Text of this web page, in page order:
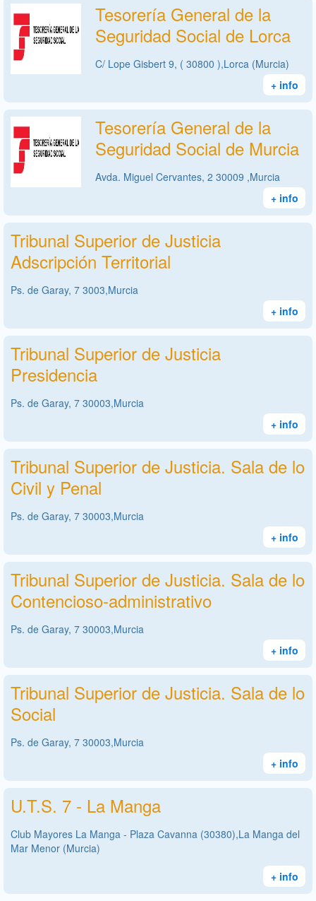
Tesorería General de la
Seguridad Social de Lorca
C/ Lope Gisbert 9, ( 30800 ),Lorca (Murcia)
+ info
Tesorería General de la
Seguridad Social de Murcia
Avda. Miguel Cervantes, 2 30009 ,Murcia
+ info
Tribunal Superior de Justicia
Adscripción Territorial
Ps. de Garay, 7 3003,Murcia
+ info
Tribunal Superior de Justicia
Presidencia
Ps. de Garay, 7 30003,Murcia
+ info
Tribunal Superior de Justicia. Sala de lo
Civil y Penal
Ps. de Garay, 7 30003,Murcia
+ info
Tribunal Superior de Justicia. Sala de lo
Contencioso-administrativo
Ps. de Garay, 7 30003,Murcia
+ info
Tribunal Superior de Justicia. Sala de lo
Social
Ps. de Garay, 7 30003,Murcia
+ info
U.T.S. 7 - La Manga
Club Mayores La Manga - Plaza Cavanna (30380),La Manga del
Mar Menor (Murcia)
+ info